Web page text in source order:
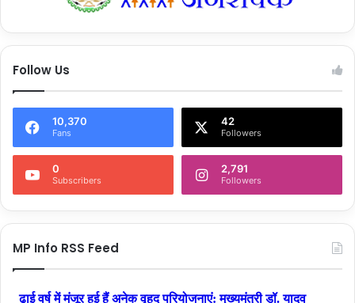
Follow Us
10,370
Fans
42
Followers
0
Subscribers
2,791
Followers
MP Info RSS Feed